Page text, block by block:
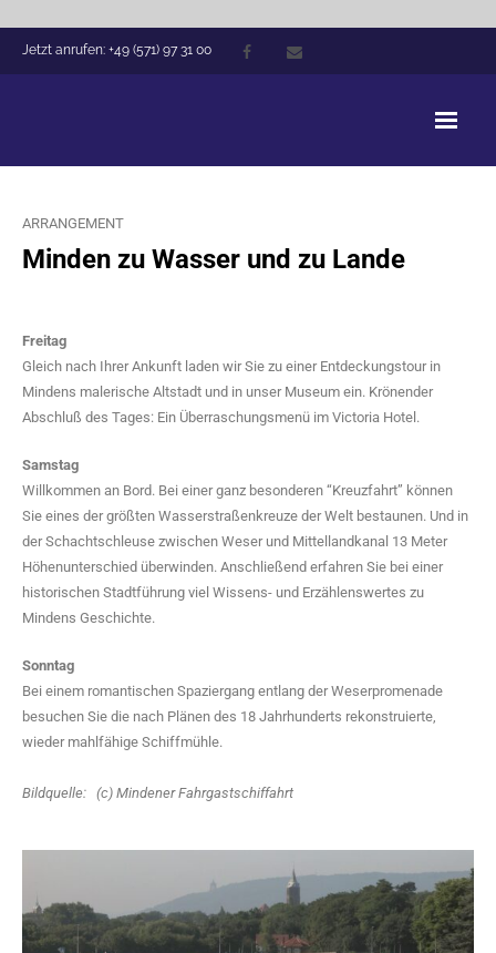
Jetzt anrufen: +49 (571) 97 31 00
Hausführung
Tagungen
Gastronomie
Gutschein-Shop
ARRANGEMENT
Minden zu Wasser und zu Lande
Freitag
Gleich nach Ihrer Ankunft laden wir Sie zu einer Entdeckungstour in
Mindens malerische Altstadt und in unser Museum ein. Krönender
Abschluß des Tages: Ein Überraschungsmenü im Victoria Hotel.
Samstag
Willkommen an Bord. Bei einer ganz besonderen “Kreuzfahrt” können
Sie eines der größten Wasserstraßenkreuze der Welt bestaunen. Und in
der Schachtschleuse zwischen Weser und Mittellandkanal 13 Meter
Höhenunterschied überwinden. Anschließend erfahren Sie bei einer
historischen Stadtführung viel Wissens- und Erzählenswertes zu
Mindens Geschichte.
Sonntag
Bei einem romantischen Spaziergang entlang der Weserpromenade
besuchen Sie die nach Plänen des 18 Jahrhunderts rekonstruierte,
wieder mahlfähige Schiffmühle.
Bildquelle: (c) Mindener Fahrgastschiffahrt